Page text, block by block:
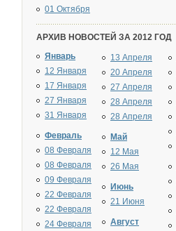
01 Октября
АРХИВ НОВОСТЕЙ ЗА 2012 ГОД
Январь
12 Января
17 Января
27 Января
31 Января
Февраль
08 Февраля
08 Февраля
09 Февраля
22 Февраля
22 Февраля
24 Февраля
13 Апреля
20 Апреля
27 Апреля
28 Апреля
28 Апреля
Май
12 Мая
26 Мая
Июнь
21 Июня
Август